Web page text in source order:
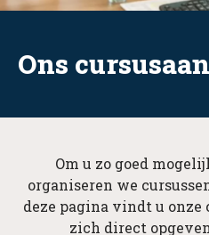
Ons
Om u zo goed
organiseren we
deze pagina vindt u onze
zich direct